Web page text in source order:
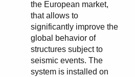
the European market,
that allows to
significantly improve the
global behavior of
structures subject to
seismic events. The
system is installed on